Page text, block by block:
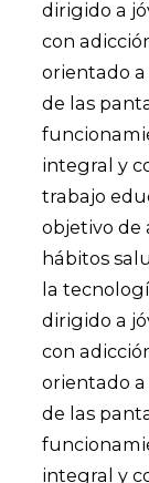
dirigido a
con
orientado
de las
integral y
trabajo
objetivo de
hábitos
la
dirigido a
con
orientado
de las
integral y